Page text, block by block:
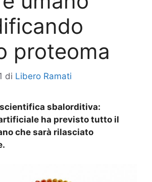
proteoma
di Libero Ramati
sbalorditiva:
ha previsto tutto il
che sarà rilasciato